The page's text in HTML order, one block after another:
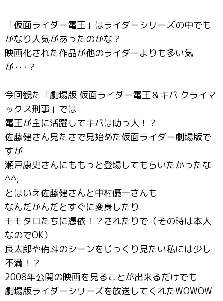
「仮面ライダー電王」はライダーシリーズの中でも
かなり人気があったのかな？
映画化された作品が他のライダーよりも多い気
が･･･？
今回観た「劇場版 仮面ライダー電王＆キバ クライマ
ックス刑事」では
電王が主に活躍してキバは助っ人！？
佐藤健さん見たさで見始めた仮面ライダー劇場版で
すが
瀬戸康史さんにももっと登場してもらいたかったな
^^;
とはいえ佐藤健さんと中村優一さんも
なんだかんだとすぐに変身したり
モモタロたちに憑依！？されたりで（その時は本人
なのでOK）
良太郎や侑斗のシーンをじっくり見たい私には少し
不満！？
2008年公開の映画を見ることが出来るだけでも
劇場版ライダーシリーズを放送してくれたWOWOW